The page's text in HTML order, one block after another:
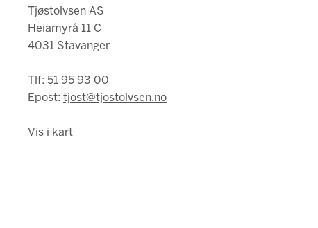
Tjøstolvsen AS
Heiamyrå 11 C
4031 Stavanger
Tlf: 51 95 93 00
Epost: tjost@tjostolvsen.no
Vis i kart